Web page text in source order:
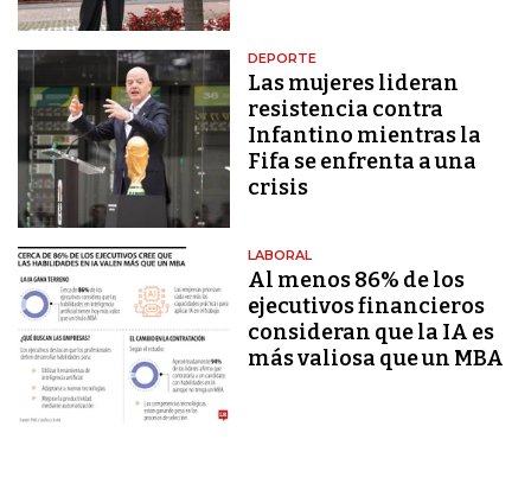
DEPORTE
Las mujeres lideran
resistencia contra
Infantino mientras la
Fifa se enfrenta a una
crisis
LABORAL
Al menos 86% de los
ejecutivos financieros
consideran que la IA es
más valiosa que un MBA